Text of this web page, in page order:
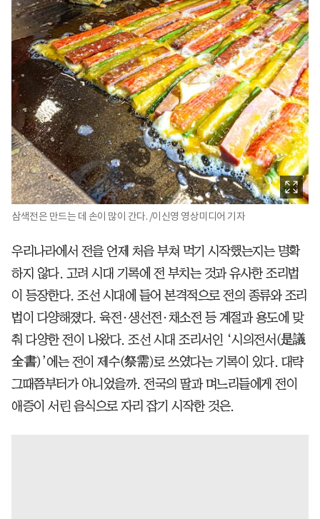
삼색전은 만드는 데 손이 많이 간다. /이신영 영상미디어 기자
우리나라에서 전을 언제 처음 부쳐 먹기 시작했는지는 명확
하지 않다. 고려 시대 기록에 전 부치는 것과 유사한 조리법
이 등장한다. 조선 시대에 들어 본격적으로 전의 종류와 조리
법이 다양해졌다. 육전·생선전·채소전 등 계절과 용도에 맞
춰 다양한 전이 나왔다. 조선 시대 조리서인 ‘시의전서(是議
全書)’에는 전이 제수(祭需)로 쓰였다는 기록이 있다. 대략
그때쯤부터가 아니었을까. 전국의 딸과 며느리들에게 전이
애증이 서린 음식으로 자리 잡기 시작한 것은.